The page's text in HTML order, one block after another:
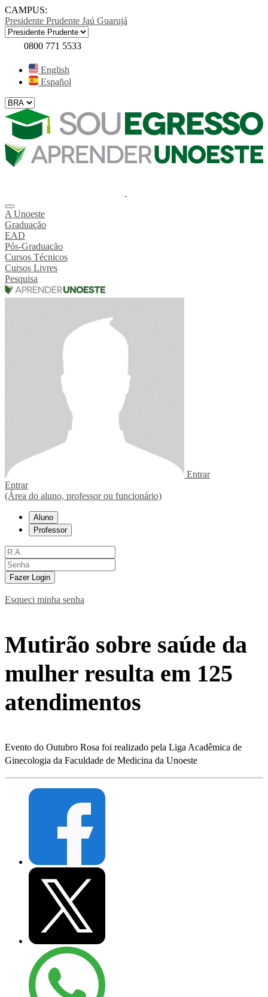
CAMPUS:
Presidente Prudente Jaú Guarujá
0800 771 5533
English
Español
A Unoeste
Graduação
EAD
Pós-Graduação
Cursos Técnicos
Cursos Livres
Pesquisa
Entrar
Entrar
(Área do aluno, professor ou funcionário)
Aluno
Professor
Fazer Login
Esqueci minha senha
Mutirão sobre saúde da
mulher resulta em 125
atendimentos
Evento do Outubro Rosa foi realizado pela Liga Acadêmica de
Ginecologia da Faculdade de Medicina da Unoeste